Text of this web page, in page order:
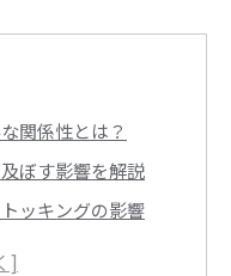
関係性とは？
ぼす影響を解説
ッキングの影響
ッキングの選び方